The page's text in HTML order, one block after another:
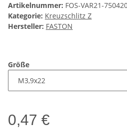
Artikelnummer: FOS-VAR21-
Kategorie: Kreuzschlitz Z
Hersteller: FASTON
Größe
0,47 €